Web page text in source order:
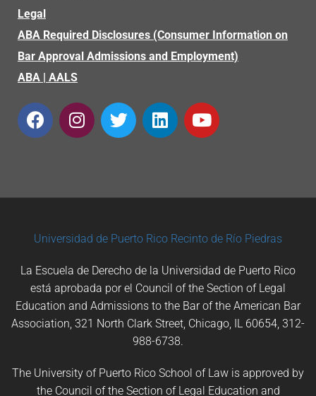
Legal
ABA Required Disclosures (Consumer Information on
Bar Approval Admissions and Employment)
ABA | AALS
Universidad de Puerto Rico Recinto de Río Piedras
La Escuela de Derecho de la Universidad de Puerto Rico
está aprobada por el Council of the Section of Legal
Education and Admissions to the Bar of the American Bar
Association, 321 North Clark Street, Chicago, IL 60654, 312-
988-6738.
The University of Puerto Rico School of Law is approved by
the Council of the Section of Legal Education and